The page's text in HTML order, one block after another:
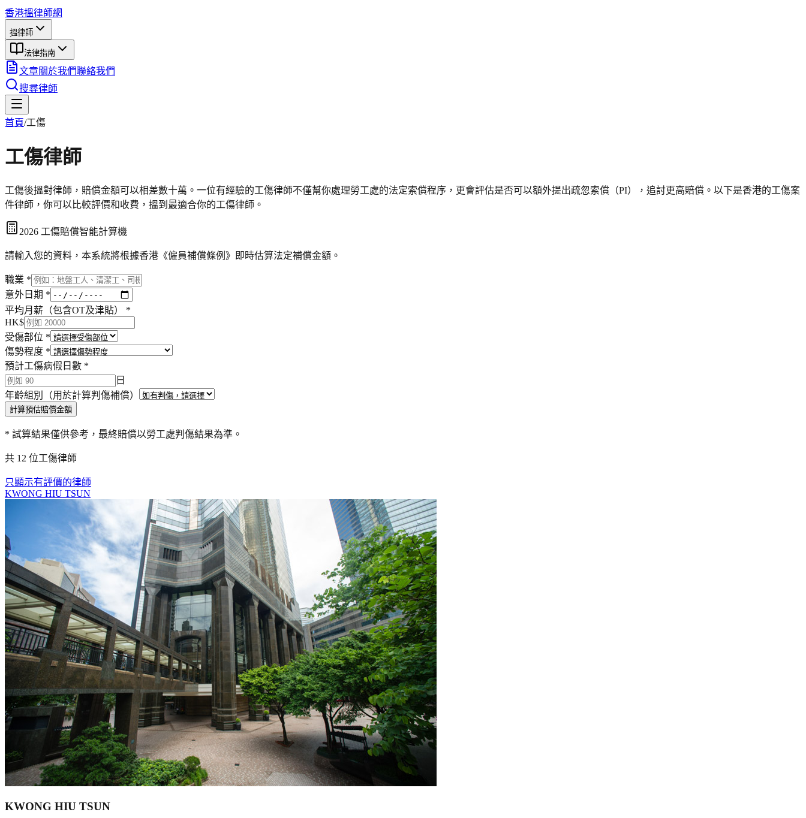
香港搵律師網
搵律師
法律指南
文章關於我們聯絡我們
搜尋律師
首頁/工傷
工傷律師
工傷後搵對律師，賠償金額可以相差數十萬。一位有經驗的工傷律師不僅幫你處理勞工處的法定索償程序，更會評估是否可以額外提出疏忽索償（PI），追討更高賠償。以下是香港的工傷案
件律師，你可以比較評價和收費，搵到最適合你的工傷律師。
2026 工傷賠償智能計算機
請輸入您的資料，本系統將根據香港《僱員補償條例》即時估算法定補償金額。
職業 *
意外日期 *
平均月薪（包含OT及津貼）
*
HK$
受傷部位 *
傷勢程度 *
預計工傷病假日數 *
日
年齡組別（用於計算判傷補償）
計算預估賠償金額
* 試算結果僅供參考，最終賠償以勞工處判傷結果為準。
共 12 位工傷律師
只顯示有評價的律師
KWONG HIU TSUN
KWONG HIU TSUN